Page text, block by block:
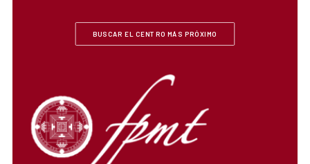
BUSCAR EL CENTRO MÁS PRÓXIMO